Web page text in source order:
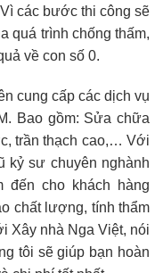
các bước thi công sẽ
quá trình chống thấm,
về con số 0.
cung cấp các dịch vụ
Bao gồm: Sửa chữa
trần thạch cao,… Với
kỷ sư chuyên nghành
đến cho khách hàng
chất lượng, tính thẩm
Xây nhà Nga Việt, nói
tôi sẽ giúp bạn hoàn